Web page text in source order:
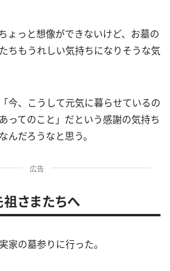
ょっと想像ができないけど、お墓の
ちもうれしい気持ちになりそうな気
今、こうして元気に暮らせているの
ってのこと」だという感謝の気持ち
んだろうなと思う。
広告
さまたちへ
家の墓参りに行った。